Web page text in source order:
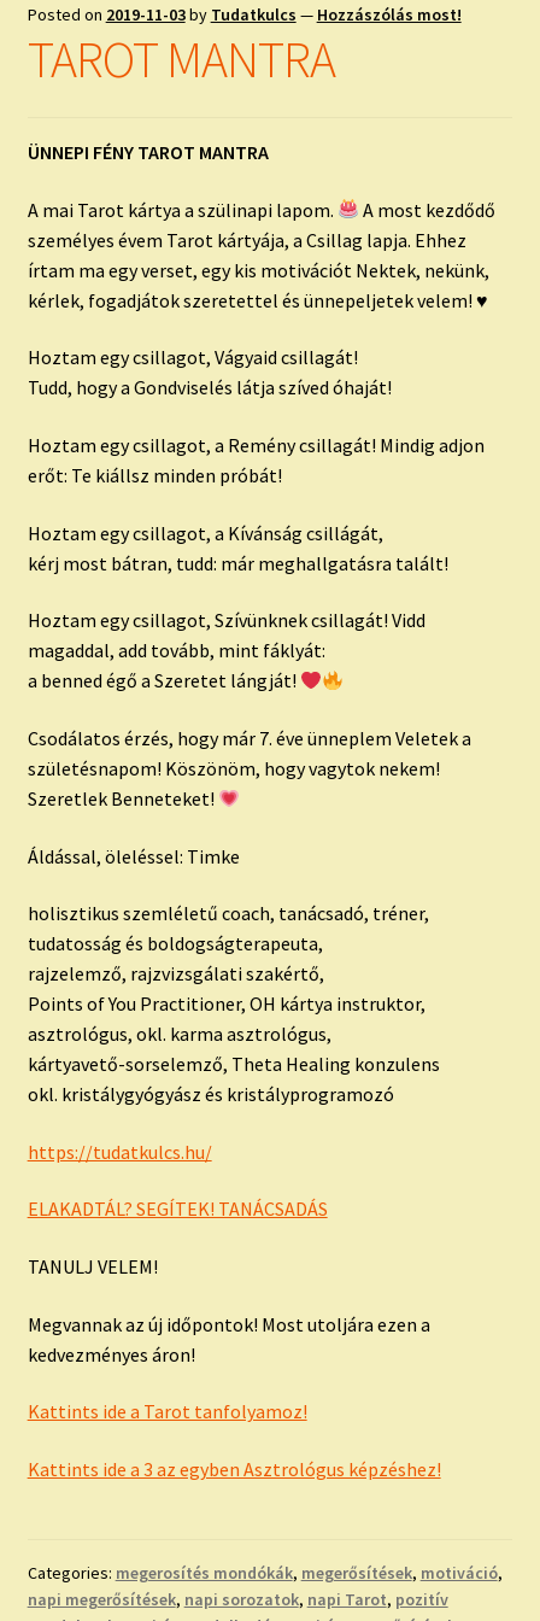
ISMERJ MEG!
TAROT ELEMZÉS MEGRENDELÉSE LIMITÁLT!
AJÁNDÉKOKKAL!
Posted on 2019-11-03by Tudatkulcs — Hozzászólás most!
TAROT MANTRA
ÜNNEPI FÉNY TAROT MANTRA
A mai Tarot kártya a szülinapi lapom.
A most kezdődő
személyes évem Tarot kártyája, a Csillag lapja. Ehhez
írtam ma egy verset, egy kis motivációt Nektek, nekünk,
kérlek, fogadjátok szeretettel és ünnepeljetek velem! ♥
Hoztam egy csillagot, Vágyaid csillagát!
Tudd, hogy a Gondviselés látja szíved óhaját!
Hoztam egy csillagot, a Remény csillagát! Mindig adjon
erőt: Te kiállsz minden próbát!
Hoztam egy csillagot, a Kívánság csillágát,
kérj most bátran, tudd: már meghallgatásra talált!
Hoztam egy csillagot, Szívünknek csillagát! Vidd
magaddal, add tovább, mint fáklyát:
a benned égő a Szeretet lángját!
Csodálatos érzés, hogy már 7. éve ünneplem Veletek a
születésnapom! Köszönöm, hogy vagytok nekem!
Szeretlek Benneteket!
Áldással, öleléssel: Timke
holisztikus szemléletű coach, tanácsadó, tréner,
tudatosság és boldogságterapeuta,
rajzelemző, rajzvizsgálati szakértő,
Points of You Practitioner, OH kártya instruktor,
asztrológus, okl. karma asztrológus,
kártyavető-sorselemző, Theta Healing konzulens
okl. kristálygyógyász és kristályprogramozó
https://tudatkulcs.hu/
ELAKADTÁL? SEGÍTEK! TANÁCSADÁS
TANULJ VELEM!
Megvannak az új időpontok! Most utoljára ezen a
kedvezményes áron!
Kattints ide a Tarot tanfolyamoz!
Kattints ide a 3 az egyben Asztrológus képzéshez!
Categories: megerosítés mondókák, megerősítések, motiváció,
napi megerősítések, napi sorozatok, napi Tarot, pozitív